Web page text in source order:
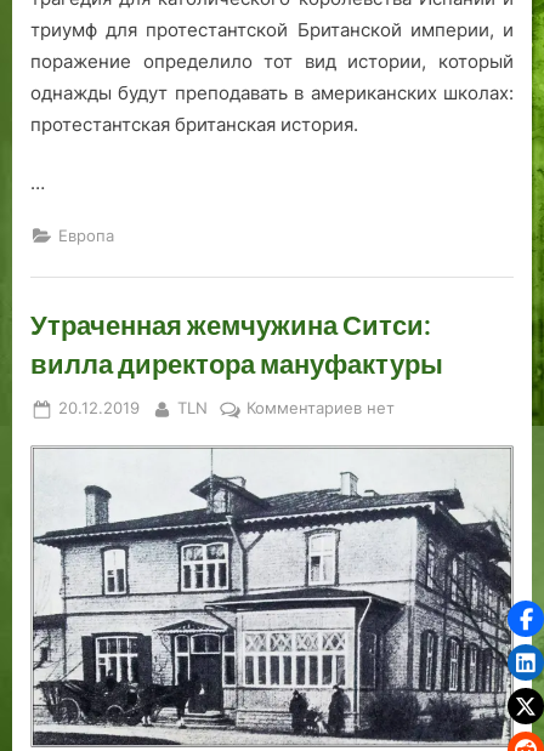
триумф для протестантской Британской империи, и
поражение определило тот вид истории, который
однажды будут преподавать в американских школах:
протестантская британская история.
…
Европа
Утраченная жемчужина Ситси:
вилла директора мануфактуры
Posted
20.12.2019 By
TLN Комментариевк
жемчужина
Ситси:
вилла
директора
мануфактуры
нет